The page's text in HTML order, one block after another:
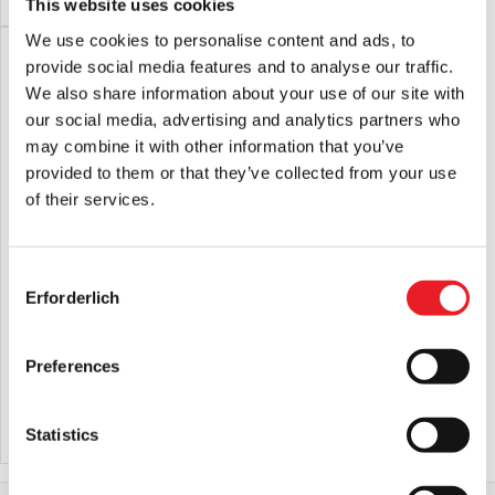
This website uses cookies
We use cookies to personalise content and ads, to
provide social media features and to analyse our traffic.
We also share information about your use of our site with
our social media, advertising and analytics partners who
may combine it with other information that you’ve
provided to them or that they’ve collected from your use
of their services.
Selection
Erforderlich
Preferences
Statistics
Wiederverwendbare Dose (Spirit
PRODUKT ANSEHEN
Jaws Poster Logo Farbwechsel-
Becher
21.95